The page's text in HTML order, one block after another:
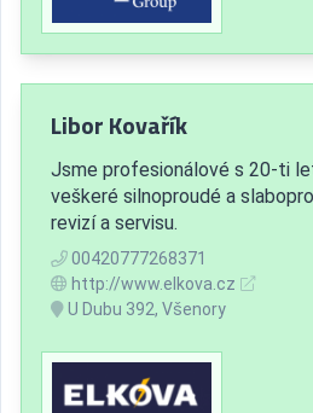
Libor Kovařík
Jsme profesionálové s 20-ti
veškeré silnoproudé a
revizí a servisu.
00420777268371
http://www.elkova.cz
U Dubu 392, Všenory